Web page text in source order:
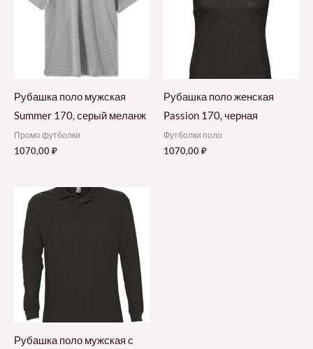
Рубашка поло мужская
Summer 170, серый меланж
Промо футболки
1070,00₽
Рубашка поло женская
Passion 170, черная
Футболки поло
1070,00₽
Рубашка поло мужская с